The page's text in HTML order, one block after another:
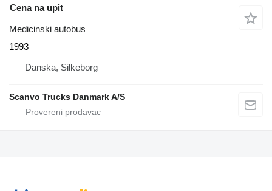
Cena na upit
Medicinski autobus
1993
Danska, Silkeborg
Scanvo Trucks Danmark A/S